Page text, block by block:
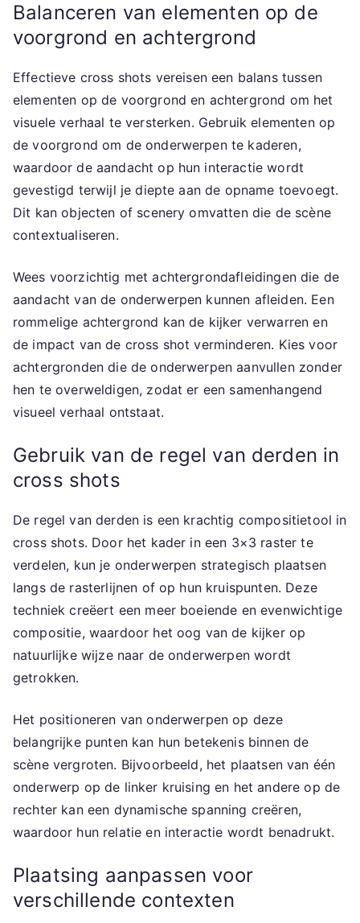
Balanceren van elementen op de
voorgrond en achtergrond
Effectieve cross shots vereisen een balans tussen
elementen op de voorgrond en achtergrond om het
visuele verhaal te versterken. Gebruik elementen op
de voorgrond om de onderwerpen te kaderen,
waardoor de aandacht op hun interactie wordt
gevestigd terwijl je diepte aan de opname toevoegt.
Dit kan objecten of scenery omvatten die de scène
contextualiseren.
Wees voorzichtig met achtergrondafleidingen die de
aandacht van de onderwerpen kunnen afleiden. Een
rommelige achtergrond kan de kijker verwarren en
de impact van de cross shot verminderen. Kies voor
achtergronden die de onderwerpen aanvullen zonder
hen te overweldigen, zodat er een samenhangend
visueel verhaal ontstaat.
Gebruik van de regel van derden in
cross shots
De regel van derden is een krachtig compositietool in
cross shots. Door het kader in een 3×3 raster te
verdelen, kun je onderwerpen strategisch plaatsen
langs de rasterlijnen of op hun kruispunten. Deze
techniek creëert een meer boeiende en evenwichtige
compositie, waardoor het oog van de kijker op
natuurlijke wijze naar de onderwerpen wordt
getrokken.
Het positioneren van onderwerpen op deze
belangrijke punten kan hun betekenis binnen de
scène vergroten. Bijvoorbeeld, het plaatsen van één
onderwerp op de linker kruising en het andere op de
rechter kan een dynamische spanning creëren,
waardoor hun relatie en interactie wordt benadrukt.
Plaatsing aanpassen voor
verschillende contexten